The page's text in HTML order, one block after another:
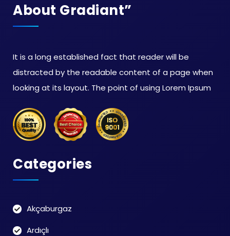
About Gradiant”
It is a long established fact that reader will be
distracted by the readable content of a page when
looking at its layout. The point of using Lorem Ipsum
Categories
Akçaburgaz
Ardıçlı